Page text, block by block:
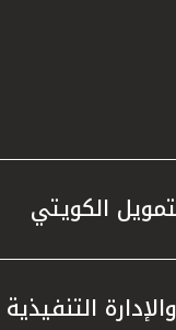
الكويتي
التنفيذية